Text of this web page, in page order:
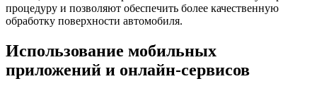
процедуру и позволяют обеспечить более качественную
обработку поверхности автомобиля.
Использование мобильных
приложений и онлайн-сервисов